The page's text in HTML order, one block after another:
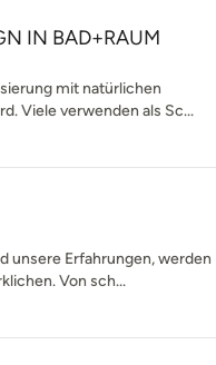
IN BAD+RAUM
mit natürlichen
Viele verwenden als Sc...
unsere Erfahrungen, werden
Von sch...